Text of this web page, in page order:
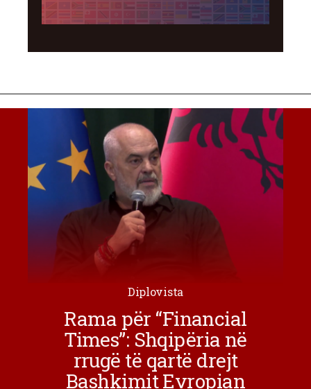
Diplovista
Rama për “Financial
Times”: Shqipëria në
rrugë të qartë drejt
Bashkimit Evropian